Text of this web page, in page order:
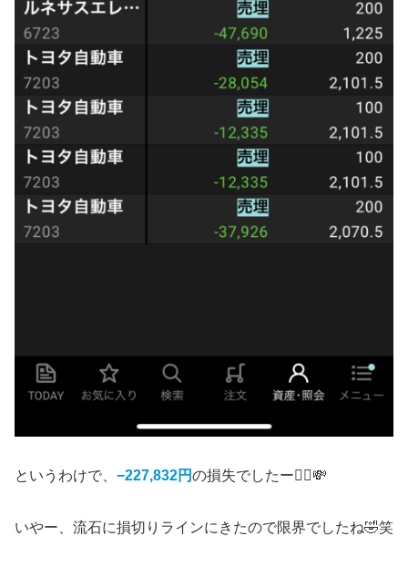
というわけで、 −227,832円の損失でしたー🙋‍♂️💸
いやー、流石に損切りラインにきたので限界でしたね🤣笑